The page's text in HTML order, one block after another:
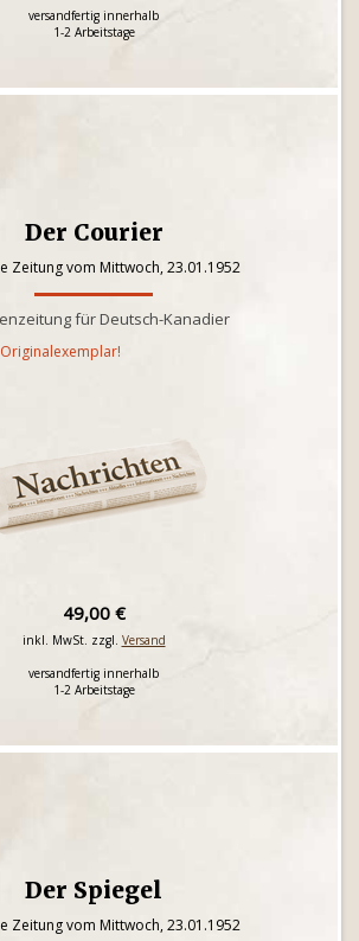
versandfertig innerhalb
1-2 Arbeitstage
Der Courier
Zeitung vom Mittwoch, 23.01.1952
für Deutsch-Kanadier
49,00 €
inkl. MwSt. zzgl. Versand
versandfertig innerhalb
1-2 Arbeitstage
Der Spiegel
Zeitung vom Mittwoch, 23.01.1952